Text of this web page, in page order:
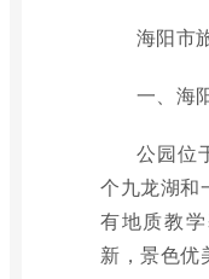
海阳市
一、海
公园位
个九龙湖和
有地质教
新，景色优